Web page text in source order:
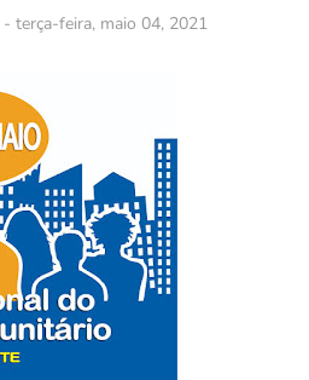
- terça-feira, maio 04, 2021